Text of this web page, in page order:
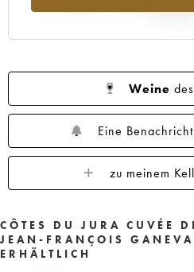
Weine
Eine
zu meinem
CÔTES DU JURA CUVÉE
JEAN-FRANÇOIS
ERHÄLTLICH